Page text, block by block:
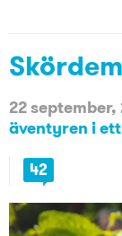
22 september,
äventyren i
42